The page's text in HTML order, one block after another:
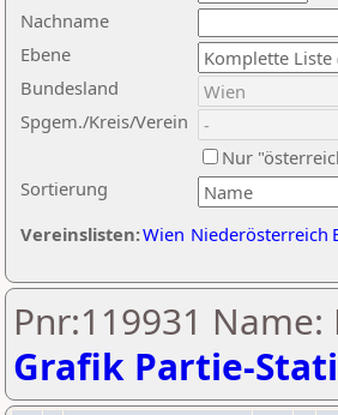
Nachname
Ebene
Sortierung
Bundesland
Spgem./Kreis/Verein
Nur
Vereinslisten:Wien Niederösterreich
Pnr:119931
Grafik Partie-